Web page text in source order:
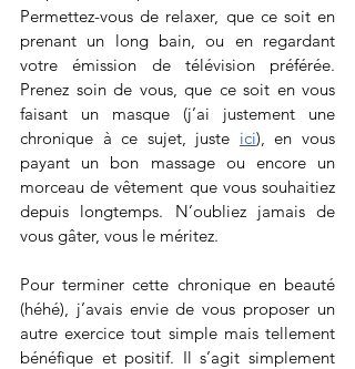
Permettez-vous de relaxer, que ce soit en
prenant un long bain, ou en regardant
votre émission de télévision préférée.
Prenez soin de vous, que ce soit en vous
faisant un masque (j’ai justement une
chronique à ce sujet, juste ici), en vous
payant un bon massage ou encore un
morceau de vêtement que vous souhaitiez
depuis longtemps. N’oubliez jamais de
vous gâter, vous le méritez.
Pour terminer cette chronique en beauté
(héhé), j’avais envie de vous proposer un
autre exercice tout simple mais tellement
bénéfique et positif. Il s’agit simplement